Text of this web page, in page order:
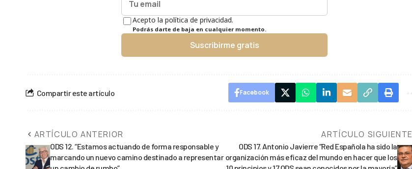
Acepto la política de privacidad.
Podrás darte de baja en cualquier momento.
Suscribirme gratis
Compartir este artículo Facebook
ARTÍCULO ANTERIOR
ODS 12. “Estamos actuando de forma responsable y
marcando un nuevo camino destinado a representar
ARTÍCULO SIGUIENTE
ODS 17. Antonio Javierre “Red Española ha sido la
organización más eficaz del mundo en hacer que los